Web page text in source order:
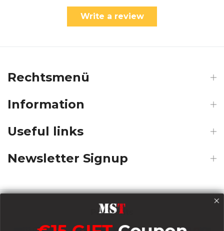
Write a review
Rechtsmenü
Information
Useful links
Newsletter Signup
Payments